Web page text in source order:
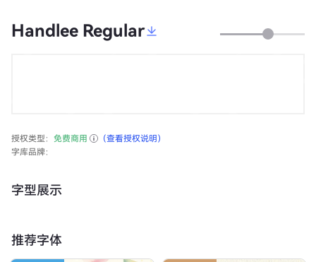
Handlee Regular
授权类型： 免费商用
（查看授权说明）
字库品牌：
字型展示
推荐字体